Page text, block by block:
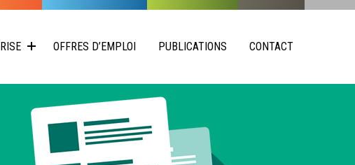
OFFRES D’EMPLOI PUBLICATIONS CONTACT